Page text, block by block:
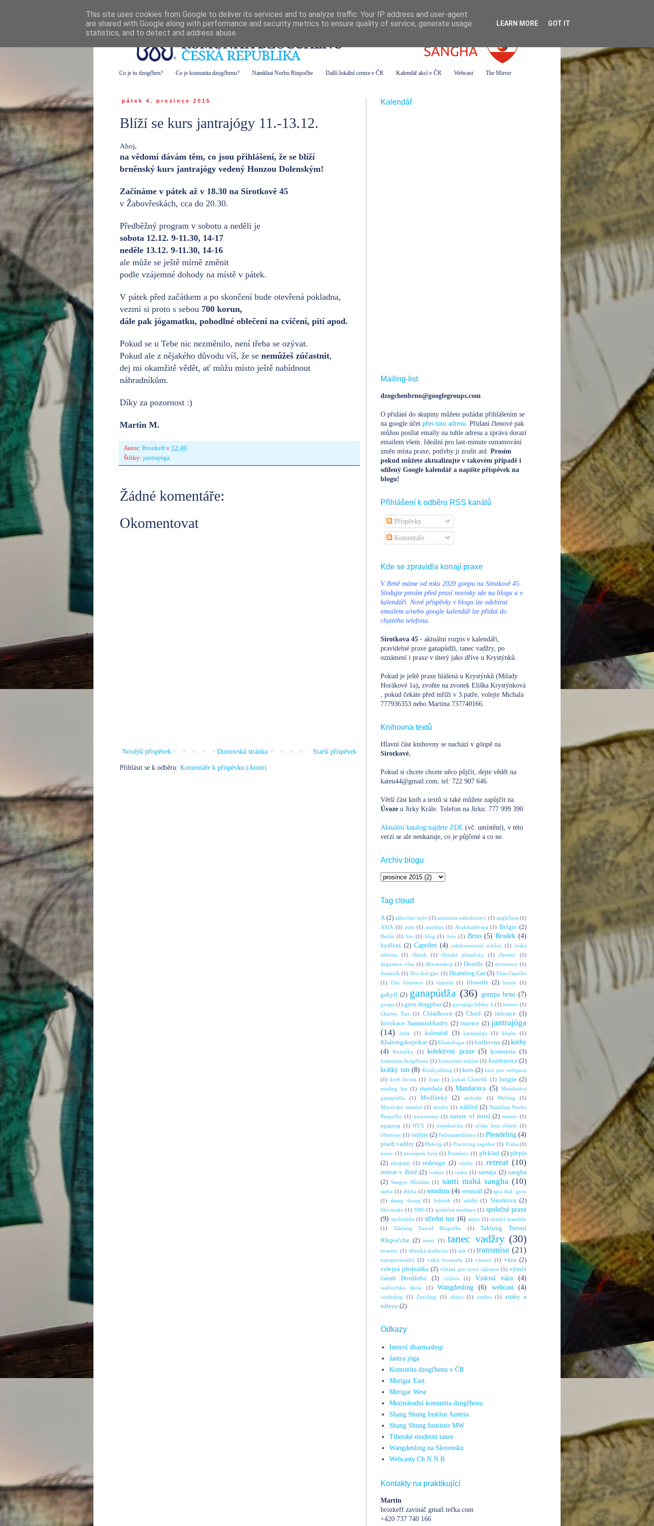
Co je to dzogčhen? Co je komunita dzogčhenu? Namkhai Norbu Rinpočhe Další lokální centra v ČR Kalendář akcí v ČR Webcast The Mirror
pátek 4. prosince 2015
Blíží se kurs jantrajógy 11.-13.12.
Ahoj,
na vědomí dávám těm, co jsou přihlášení, že se blíží
brněnský kurs jantrajógy vedený Honzou Dolenským!
Začínáme v pátek až v 18.30 na Sirotkově 45
v Žabovřeskách, cca do 20.30.
Předběžný program v sobotu a neděli je
sobota 12.12. 9-11.30, 14-17
neděle 13.12. 9-11.30, 14-16
ale může se ještě mírně změnit
podle vzájemné dohody na místě v pátek.
V pátek před začátkem a po skončení bude otevřená pokladna,
vezmi si proto s sebou 700 korun,
dále pak jógamatku, pohodlné oblečení na cvičení, pití apod.
Pokud se u Tebe nic nezměnilo, není třeba se ozývat.
Pokud ale z nějakého důvodu víš, že se nemůžeš zúčastnit,
dej mi okamžitě vědět, ať můžu místo ještě nabídnout
náhradníkům.
Díky za pozornost :)
Martin M.
Autor: Brozkeff v 12:49
Štítky: jantrajóga
Žádné komentáře:
Okomentovat
Novější příspěvek Starší příspěvek
Domovská stránka
Přihlásit se k odběru: Komentáře k příspěvku (Atom)
Kalendář
Mailing-list
dzogchenbrno@googlegroups.com
O přidání do skupiny můžete požádat přihlášením se
na google účet přes tuto adresu. Přidaní členové pak
můžou posílat emaily na tuhle adresu a zpráva dorazí
emailem všem. Ideální pro last-minute oznamování
změn místa praxe, potřeby ji zrušit atd. Prosím
pokud můžete aktualizujte v takovém případě i
sdílený Google kalendář a napište příspěvek na
blogu!
Přihlášení k odběru RSS kanálů
Příspěvky
Komentáře
Kde se zpravidla konají praxe
V Brně máme od roku 2020 gonpu na Sirotkově 45.
Sledujte prosím před praxí novinky zde na blogu a v
kalendáři. Nové příspěvky v blogu lze odebírat
emailem a/nebo google kalendář lze přidat do
chytrého telefonu.
Sirotkova 45 - aktuální rozpis v kalendáři,
pravidelné praxe ganapůdži, tanec vadžry, po
oznámení i praxe v úterý jako dříve u Krystýnků.
Pokud je ještě praxe hlášená u Krystýnků (Milady
Horákové 1a), zvoňte na zvonek Eliška Krystýnková
, pokud čekáte před mříží v 3.patře, volejte Michala
777936353 nebo Martina 737740166.
Knihovna textů
Hlavní část knihovny se nachází v gönpě na
Sirotkové.
Pokud si chcete chcete něco půjčit, dejte vědět na
kateu44@gmail.com, tel: 722 907 646.
Větší část knih a textů si také můžete zapůjčit na
Úvoze u Jirky Krále. Telefon na Jirku: 777 999 390
Aktuální katalog najdete ZDE (vč. umístění), v této
verzi se ale neukazuje, co je půjčené a co ne.
Archiv blogu
Tag cloud
A (2) alikvótní zpěv (1) anatomie náboženství (1) angličtina (1)
ASIA (1) auto (1) autobus (1) Avalokitéšvara (1) Belgie (2)
Berlín (1) bio (1) blog (1) bön (1) Brno (5) Brodek (4)
bydlení (2) Capriles (4) celokomunitní schůze (1) česká
televize
(1) článek (1) členské příspěvky (1) členství
(1)
degustace vína (1) dharmashop (1) Doodle (2) dormitory (1)
dotazník (1) Dra thal gjur (1) Dzamling Gar (3) Elías Capriles
(1) Elio Guarisco (1) faitrade (1) filosofie (2) fórum (1)
gakyil (2) ganapúdža (36) gompa brno (7)
gonpa (1) guru dragphur (2) gurujóga bílého A (1) humor (1)
Charles Tart (1) Chládkova (2) Chöd (2) iniciace (3)
Invokace Samantabhadry (2) inzerce (2) jantrajóga
(14)
jurta (1) kalendář (3) karmajóga (1) khaita (1)
Khalongdorjeikar (2) Khamdogar (1) knihovna (2) knihy
(4)
Kníničky (1) kolektivní praxe (5) komunita (3)
komunita dzogčhenu (1) komunitní schůze (1) konference (2)
krátký tun (8) Kunkyabling (1) kurs (2) kurs pro veřejnost
(1) květ života (1) losar (1) Lukáš Chmelík (1) lungta (2)
mailing list (1) mandala (3) Mandaráva (5)
Mandaráva
ganapúdža
(1) Medlánky (2) melodie (1) Melong
(1)
Moravské náměstí (1) mudry (1) náhled (2) Namkhai Norbu
Rinpočhe (1) narozeniny (1) nature of mind (2) nemoc (1)
ngagong (1) NYX (1) objednávka (1) očista šesti oblastí (1)
Olomouc (1) online (2) Padmasambhava (1) Phendeling (4)
píseň vadžry (2) Plukrijp (1) Practicing together (1) Praha (1)
praxe (1) pronájem bytu (1) Prostějov (1) překlad (2) přepis
(2) přespání (1) redesign (2) replay (1) retreat (10)
retreat v Brně (2) rushen (1) rušen (1) samaja (2) sangha
(2) Sangye Monlam (1) santi mahá sangha (10)
sazba (1) sbírka (1) semdzin (4) seminář (2) sgra thal ’gyur
(1) shang shung (1) Schriek (1) siddhi (1) Sirotkova (2)
Slovensko (1) SMS (1) společná meditace (1) společné praxe
(9) spolujízda (1) střední tun (6) stúpa (1) sypání mandaly
(1)
Taklung Tsetrul RInpočhe (1)
Taklung Tsetrul
RInpočche (2) tanec (1) tanec vadžry (30)
termíny (1) tibetská medicína (1) tisk (1) transmise (21)
transpersonální (1) valná hromada (1) vánoce (1) váza (2)
veřejná přednáška (2) výklad pro nové zájemce (1) výročí
Garab Dordžeho
(3) výživa (1) Vzácná váza (4)
waldorfská škola (1) Wangdenling (6) webcast (4)
workshop (1) Zezuling (1) zhitro (1) změna (1) ztráty a
nálezy (2)
Odkazy
Interní dharmashop
Jantra jóga
Komunita dzogčhenu v ČR
Merigar East
Merigar West
Mezinárodní komunita dzogčhenu
Shang Shung Institut Austria
Shang Shung Institute MW
Tibetské moderní tance
Wangdenling na Slovensku
Webcasty Ch.N.N.R.
Kontakty na praktikující
Martin
brozkeff.zavináč.gmail.tečka.com
+420 737 740 166
This site uses cookies from Google to deliver its services and to analyze traffic. Your IP address and user-agent
are shared with Google along with performance and security metrics to ensure quality of service, generate usage
statistics, and to detect and address abuse.
LEARN MORE GOT IT